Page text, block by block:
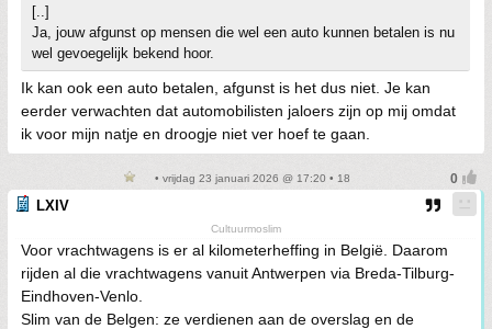
[..]
Ja, jouw afgunst op mensen die wel een auto kunnen betalen is nu
wel gevoegelijk bekend hoor.
Ik kan ook een auto betalen, afgunst is het dus niet. Je kan
eerder verwachten dat automobilisten jaloers zijn op mij omdat
ik voor mijn natje en droogje niet ver hoef te gaan.
• vrijdag 23 januari 2026 @ 17:20 • 18
LXIV
Cultuurmoslim
Voor vrachtwagens is er al kilometerheffing in België. Daarom
rijden al die vrachtwagens vanuit Antwerpen via Breda-Tilburg-
Eindhoven-Venlo.
Slim van de Belgen: ze verdienen aan de overslag en de